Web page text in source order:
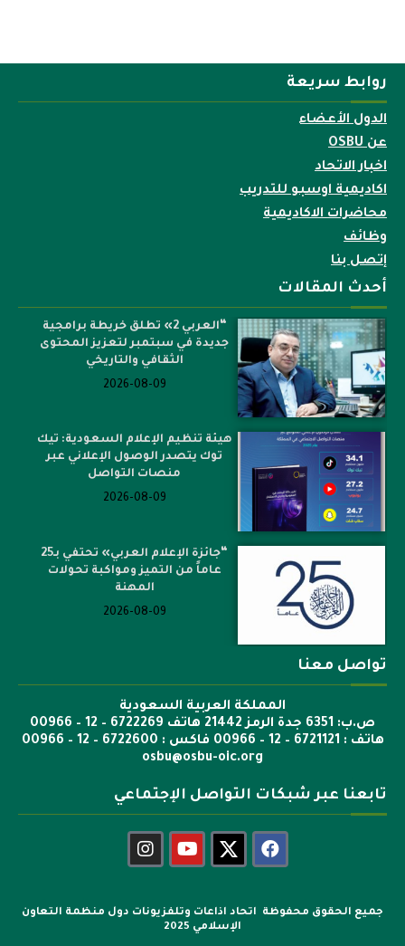
روابط سريعة
الدول الأعضاء
عن OSBU
اخبار الاتحاد
اكاديمية اوسبو للتدريب
محاضرات الاكاديمية
وظائف
إتصل بنا
أحدث المقالات
“العربي 2» تطلق خريطة برامجية
جديدة في سبتمبر لتعزيز المحتوى
الثقافي والتاريخي
2026-08-09
هيئة تنظيم الإعلام السعودية: تيك
توك يتصدر الوصول الإعلاني عبر
منصات التواصل
2026-08-09
“جائزة الإعلام العربي» تحتفي بـ25
عاماً من التميز ومواكبة تحولات
المهنة
2026-08-09
تواصل معنا
المملكة العربية السعودية
ص.ب: 6351 جدة الرمز 21442 هاتف 6722269 – 12 – 00966
هاتف : 6721121 – 12 – 00966 فاكس : 6722600 – 12 – 00966
osbu@osbu-oic.org
تابعنا عبر شبكات التواصل الإجتماعي
جميع الحقوق محفوظة اتحاد اذاعات وتلفزيونات دول منظمة التعاون
الإسلامي 2025